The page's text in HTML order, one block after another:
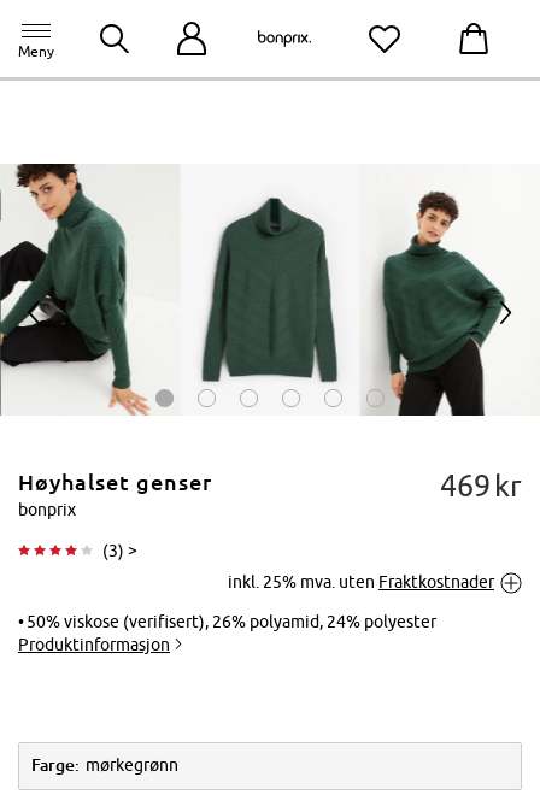
bonprix app
til appen
Meny
Trykk for å
< >
Høyhalset genser
bonprix
(3) >
469 kr
inkl. 25% mva. uten Fraktkostnader
50% viskose (verifisert), 26% polyamid, 24% polyester
Produktinformasjon
Farge: mørkegrønn